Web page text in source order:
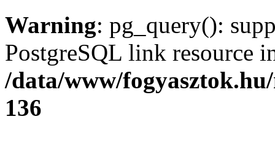
Warning: pg_query():
PostgreSQL link resource
/data/www/
136